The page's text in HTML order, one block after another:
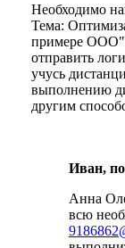
Необходимо
Тема:
примере
отправить
учусь
выполнению
другим
Иван,
Анна
всю